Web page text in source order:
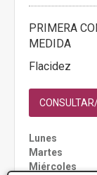
PRIMERA
MEDIDA
Flacidez
Lunes
Martes
Miércoles